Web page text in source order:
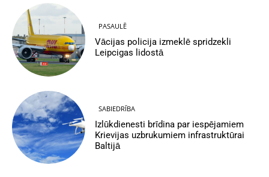
PASAULĒ
Vācijas policija izmeklē spridzekli
Leipcigas lidostā
SABIEDRĪBA
Izlūkdienesti brīdina par iespējamiem
Krievijas uzbrukumiem infrastruktūrai
Baltijā